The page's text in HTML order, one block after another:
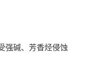
强碱、芳香烃侵蚀